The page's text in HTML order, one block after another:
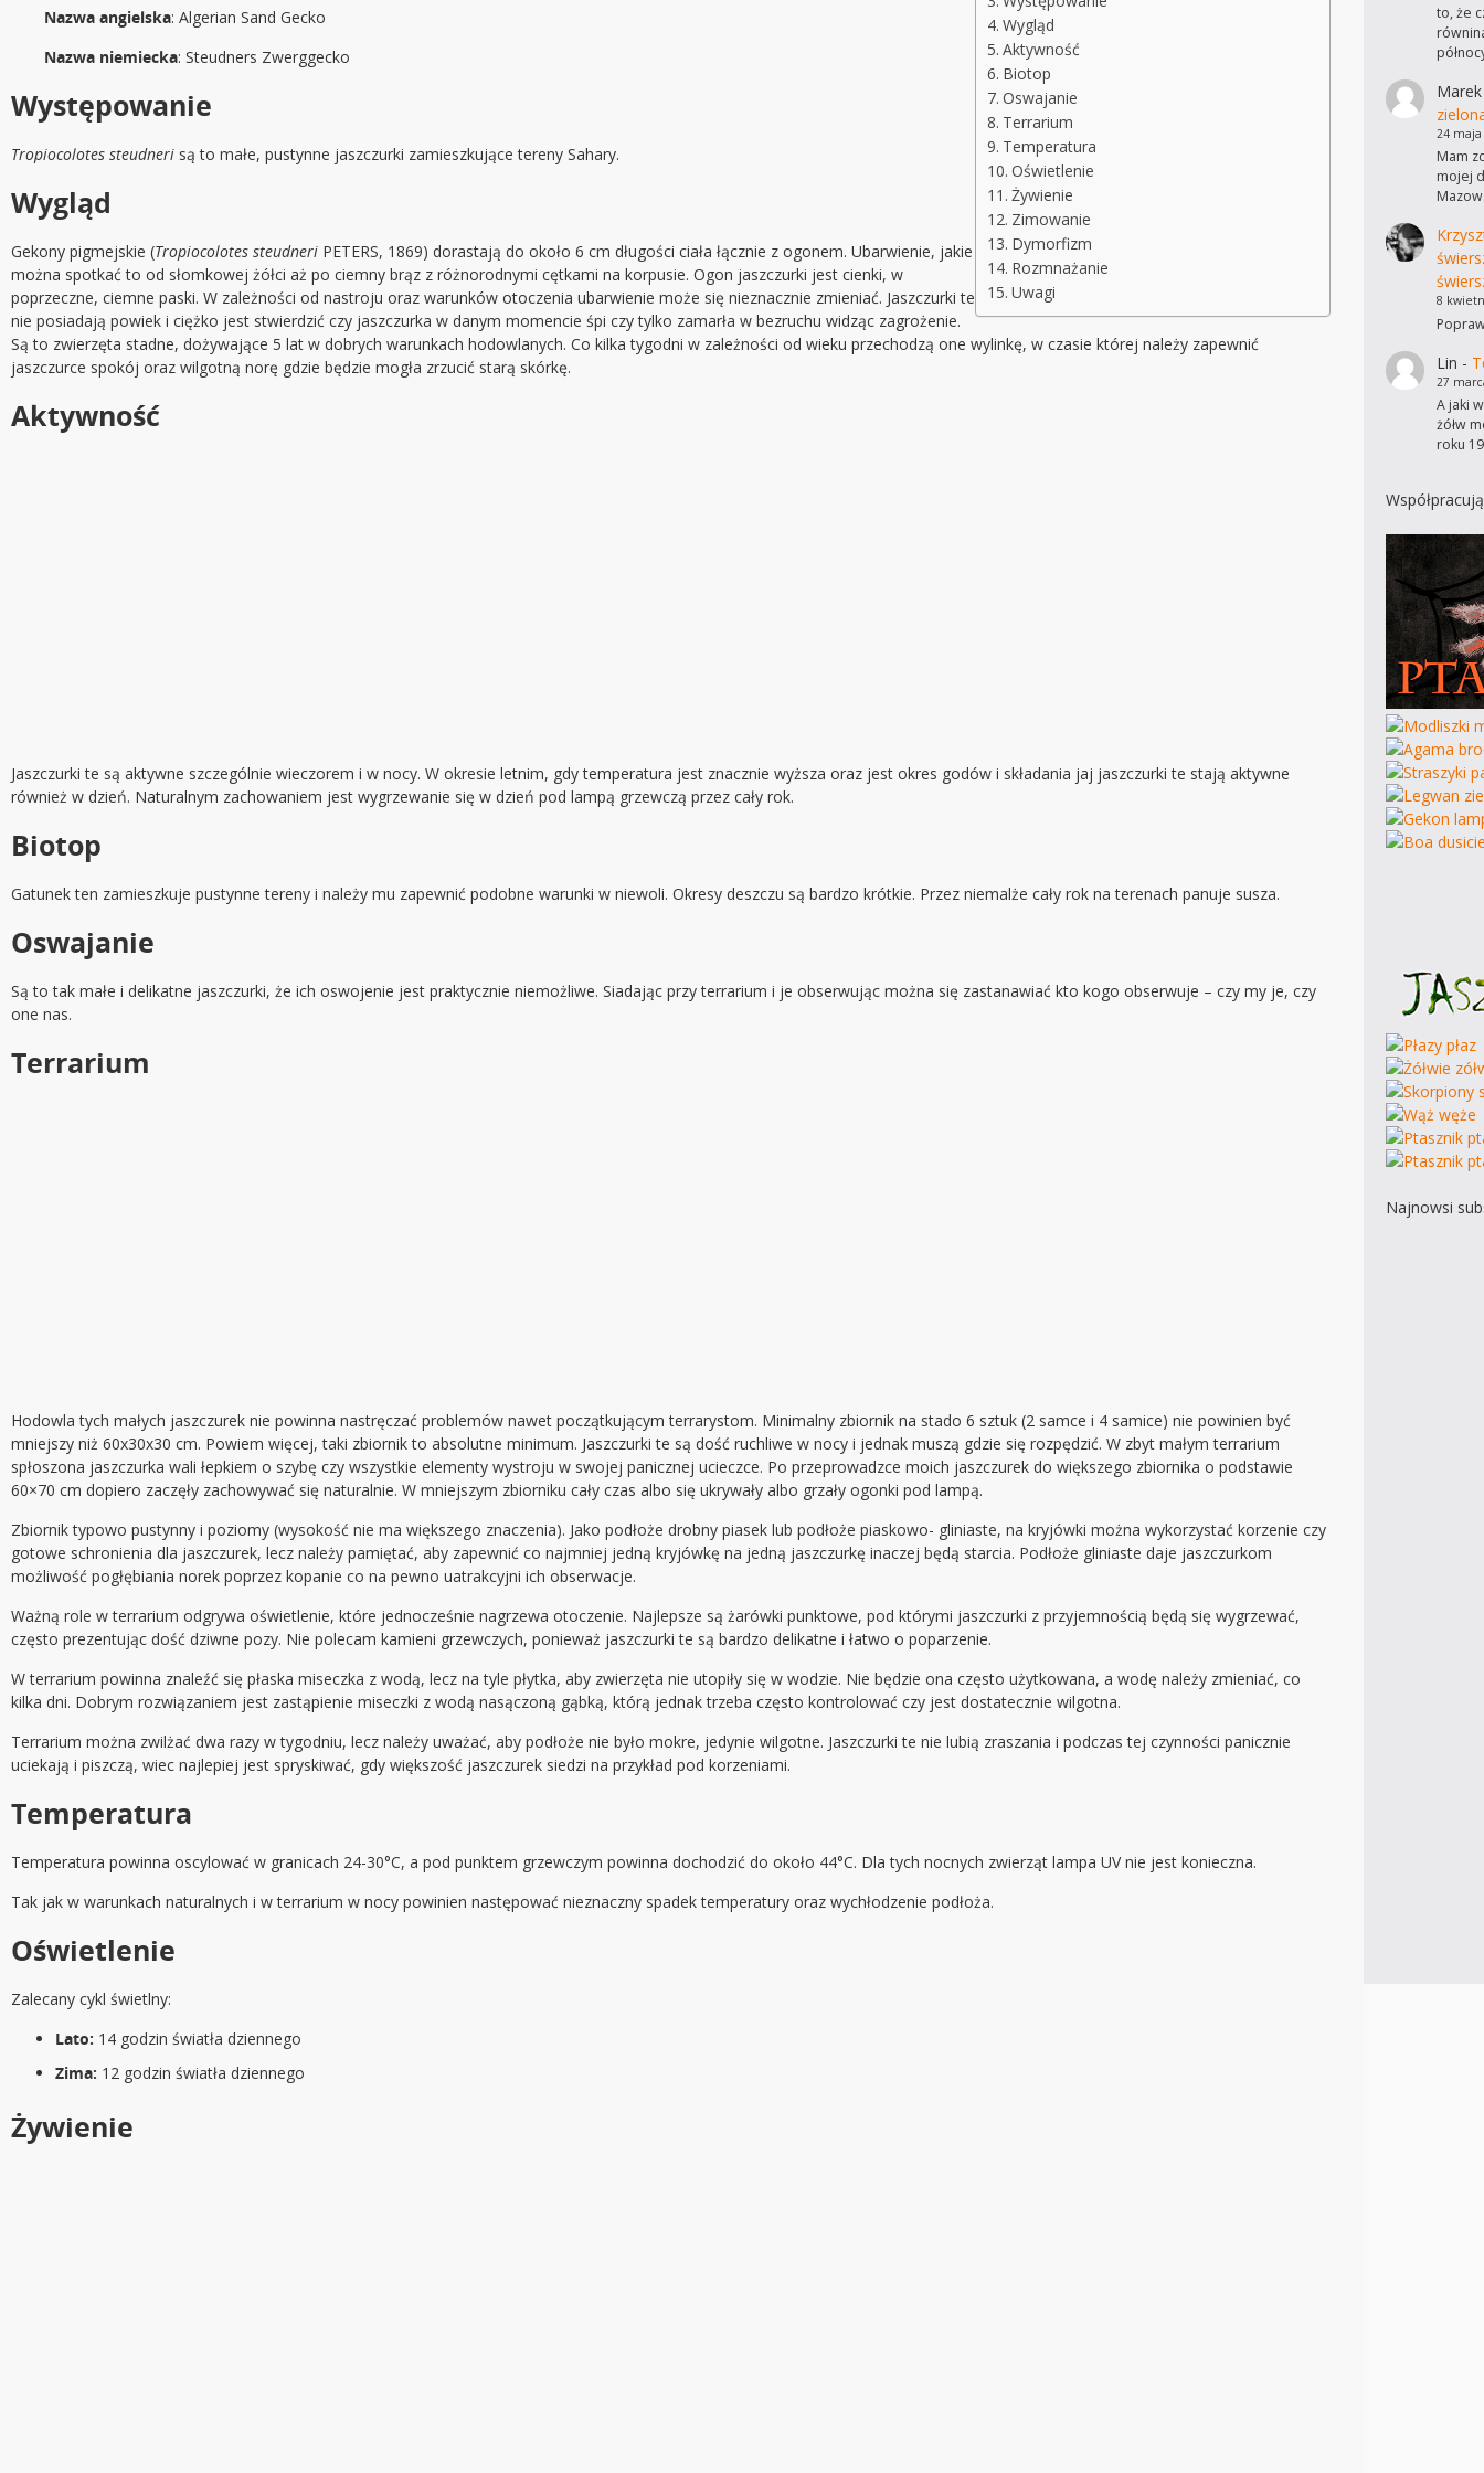
Wygląd
Aktywność
Biotop
Oswajanie
Terrarium
Temperatura
Oświetlenie
Żywienie
Zimowanie
Dymorfizm
Rozmnażanie
Uwagi
Nazwa angielska: Algerian Sand Gecko
Nazwa niemiecka: Steudners Zwerggecko
Występowanie
Tropiocolotes steudneri są to małe, pustynne jaszczurki zamieszkujące tereny Sahary.
Wygląd
Gekony pigmejskie (Tropiocolotes steudneri PETERS, 1869) dorastają do około 6 cm długości ciała łącznie z ogonem. Ubarwienie, jakie
można spotkać to od słomkowej żółci aż po ciemny brąz z różnorodnymi cętkami na korpusie. Ogon jaszczurki jest cienki, w
poprzeczne, ciemne paski. W zależności od nastroju oraz warunków otoczenia ubarwienie może się nieznacznie zmieniać. Jaszczurki te
nie posiadają powiek i ciężko jest stwierdzić czy jaszczurka w danym momencie śpi czy tylko zamarła w bezruchu widząc zagrożenie.
Są to zwierzęta stadne, dożywające 5 lat w dobrych warunkach hodowlanych. Co kilka tygodni w zależności od wieku przechodzą one wylinkę, w czasie której należy zapewnić
jaszczurce spokój oraz wilgotną norę gdzie będzie mogła zrzucić starą skórkę.
Aktywność
Jaszczurki te są aktywne szczególnie wieczorem i w nocy. W okresie letnim, gdy temperatura jest znacznie wyższa oraz jest okres godów i składania jaj jaszczurki te stają aktywne
również w dzień. Naturalnym zachowaniem jest wygrzewanie się w dzień pod lampą grzewczą przez cały rok.
Biotop
Gatunek ten zamieszkuje pustynne tereny i należy mu zapewnić podobne warunki w niewoli. Okresy deszczu są bardzo krótkie. Przez niemalże cały rok na terenach panuje susza.
Oswajanie
Są to tak małe i delikatne jaszczurki, że ich oswojenie jest praktycznie niemożliwe. Siadając przy terrarium i je obserwując można się zastanawiać kto kogo obserwuje – czy my je, czy
one nas.
Terrarium
Hodowla tych małych jaszczurek nie powinna nastręczać problemów nawet początkującym terrarystom. Minimalny zbiornik na stado 6 sztuk (2 samce i 4 samice) nie powinien być
mniejszy niż 60x30x30 cm. Powiem więcej, taki zbiornik to absolutne minimum. Jaszczurki te są dość ruchliwe w nocy i jednak muszą gdzie się rozpędzić. W zbyt małym terrarium
spłoszona jaszczurka wali łepkiem o szybę czy wszystkie elementy wystroju w swojej panicznej ucieczce. Po przeprowadzce moich jaszczurek do większego zbiornika o podstawie
60×70 cm dopiero zaczęły zachowywać się naturalnie. W mniejszym zbiorniku cały czas albo się ukrywały albo grzały ogonki pod lampą.
Zbiornik typowo pustynny i poziomy (wysokość nie ma większego znaczenia). Jako podłoże drobny piasek lub podłoże piaskowo- gliniaste, na kryjówki można wykorzystać korzenie czy
gotowe schronienia dla jaszczurek, lecz należy pamiętać, aby zapewnić co najmniej jedną kryjówkę na jedną jaszczurkę inaczej będą starcia. Podłoże gliniaste daje jaszczurkom
możliwość pogłębiania norek poprzez kopanie co na pewno uatrakcyjni ich obserwacje.
Ważną role w terrarium odgrywa oświetlenie, które jednocześnie nagrzewa otoczenie. Najlepsze są żarówki punktowe, pod którymi jaszczurki z przyjemnością będą się wygrzewać,
często prezentując dość dziwne pozy. Nie polecam kamieni grzewczych, ponieważ jaszczurki te są bardzo delikatne i łatwo o poparzenie.
W terrarium powinna znaleźć się płaska miseczka z wodą, lecz na tyle płytka, aby zwierzęta nie utopiły się w wodzie. Nie będzie ona często użytkowana, a wodę należy zmieniać, co
kilka dni. Dobrym rozwiązaniem jest zastąpienie miseczki z wodą nasączoną gąbką, którą jednak trzeba często kontrolować czy jest dostatecznie wilgotna.
Terrarium można zwilżać dwa razy w tygodniu, lecz należy uważać, aby podłoże nie było mokre, jedynie wilgotne. Jaszczurki te nie lubią zraszania i podczas tej czynności panicznie
uciekają i piszczą, wiec najlepiej jest spryskiwać, gdy większość jaszczurek siedzi na przykład pod korzeniami.
Temperatura
Temperatura powinna oscylować w granicach 24-30°C, a pod punktem grzewczym powinna dochodzić do około 44°C. Dla tych nocnych zwierząt lampa UV nie jest konieczna.
Tak jak w warunkach naturalnych i w terrarium w nocy powinien następować nieznaczny spadek temperatury oraz wychłodzenie podłoża.
Oświetlenie
Zalecany cykl świetlny:
Lato: 14 godzin światła dziennego
Zima: 12 godzin światła dziennego
Żywienie
to, że
Marek
24 maja
Mam
mojej
8
Lin -
27
A jaki
żółw
roku
Najnowsi